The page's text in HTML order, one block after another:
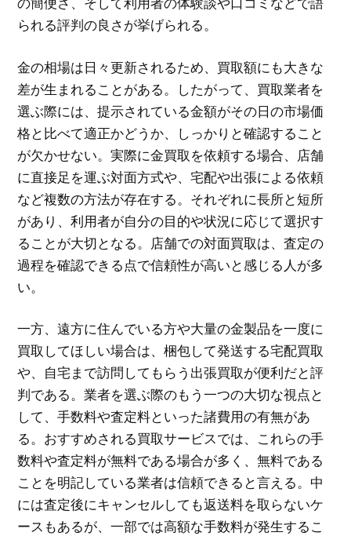
られる評判の良さが挙げられる。
金の相場は日々更新されるため、買取額にも大きな
差が生まれることがある。したがって、買取業者を
選ぶ際には、提示されている金額がその日の市場価
格と比べて適正かどうか、しっかりと確認すること
が欠かせない。実際に金買取を依頼する場合、店舗
に直接足を運ぶ対面方式や、宅配や出張による依頼
など複数の方法が存在する。それぞれに長所と短所
があり、利用者が自分の目的や状況に応じて選択す
ることが大切となる。店舗での対面買取は、査定の
過程を確認できる点で信頼性が高いと感じる人が多
い。
一方、遠方に住んでいる方や大量の金製品を一度に
買取してほしい場合は、梱包して発送する宅配買取
や、自宅まで訪問してもらう出張買取が便利だと評
判である。業者を選ぶ際のもう一つの大切な視点と
して、手数料や査定料といった諸費用の有無があ
る。おすすめされる買取サービスでは、これらの手
数料や査定料が無料である場合が多く、無料である
ことを明記している業者は信頼できると言える。中
には査定後にキャンセルしても返送料を取らないケ
ースもあるが、一部では高額な手数料が発生するこ